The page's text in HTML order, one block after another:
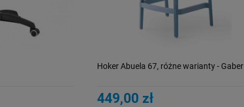
Hoker Abuela 67, różne warianty - Gaber
449,00 zł